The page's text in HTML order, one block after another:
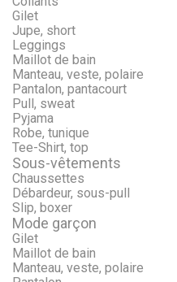
Gilet
Jupe, short
Leggings
Maillot de bain
Manteau, veste, polaire
Pantalon, pantacourt
Pull, sweat
Pyjama
Robe, tunique
Tee-Shirt, top
Sous-vêtements
Chaussettes
Débardeur, sous-pull
Slip, boxer
Mode garçon
Gilet
Maillot de bain
Manteau, veste, polaire